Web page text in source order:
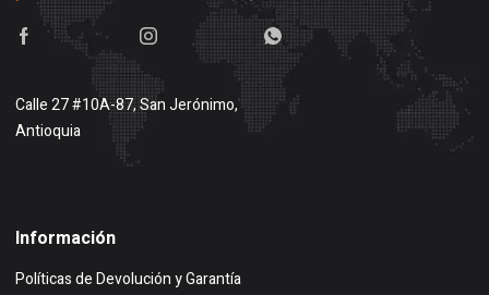
Calle 27 #10A-87, San Jerónimo,
Antioquia
Información
Políticas de Devolución y Garantía